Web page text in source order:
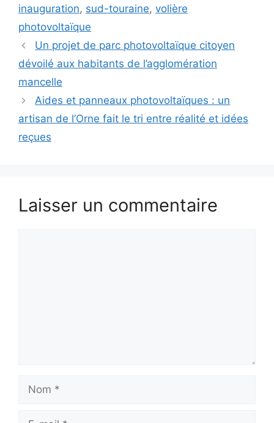
inauguration, sud-touraine, volière
photovoltaïque
Un projet de parc photovoltaïque citoyen
dévoilé aux habitants de l’agglomération
mancelle
Aides et panneaux photovoltaïques : un
artisan de l’Orne fait le tri entre réalité et idées
reçues
Laisser un commentaire
Nom